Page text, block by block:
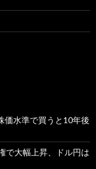
価水準で買うと10年後
で大幅上昇、ドル円は